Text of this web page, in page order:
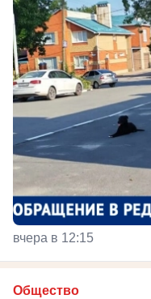
вчера в 12:15
Общество